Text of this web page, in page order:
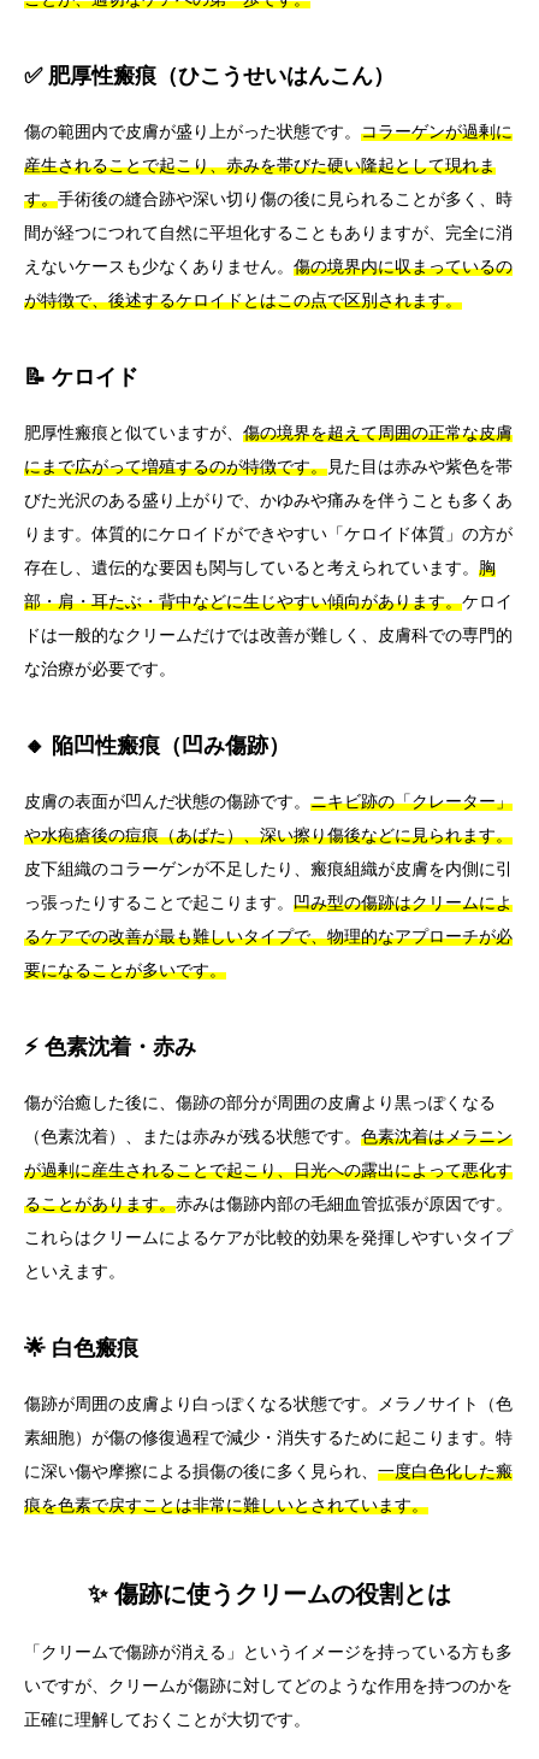
✅ 肥厚性瘢痕（ひこうせいはんこん）
傷の範囲内で皮膚が盛り上がった状態です。 コラーゲンが過剰に
産生されることで起こり、赤みを帯びた硬い隆起として現れま
す。手術後の縫合跡や深い切り傷の後に見られることが多く、時
間が経つにつれて自然に平坦化することもありますが、完全に消
えないケースも少なくありません。 傷の境界内に収まっているの
が特徴で、後述するケロイドとはこの点で区別されます。
📝 ケロイド
肥厚性瘢痕と似ていますが、 傷の境界を超えて周囲の正常な皮膚
にまで広がって増殖するのが特徴です。見た目は赤みや紫色を帯
びた光沢のある盛り上がりで、かゆみや痛みを伴うことも多くあ
ります。体質的にケロイドができやすい「ケロイド体質」の方が
存在し、遺伝的な要因も関与していると考えられています。 胸
部・肩・耳たぶ・背中などに生じやすい傾向があります。ケロイ
ドは一般的なクリームだけでは改善が難しく、皮膚科での専門的
な治療が必要です。
🔸 陥凹性瘢痕（凹み傷跡）
皮膚の表面が凹んだ状態の傷跡です。 ニキビ跡の「クレーター」
や水疱瘡後の痘痕（あばた）、深い擦り傷後などに見られます。
皮下組織のコラーゲンが不足したり、瘢痕組織が皮膚を内側に引
っ張ったりすることで起こります。 凹み型の傷跡はクリームによ
るケアでの改善が最も難しいタイプで、物理的なアプローチが必
要になることが多いです。
⚡ 色素沈着・赤み
傷が治癒した後に、傷跡の部分が周囲の皮膚より黒っぽくなる
（色素沈着）、または赤みが残る状態です。 色素沈着はメラニン
が過剰に産生されることで起こり、日光への露出によって悪化す
ることがあります。赤みは傷跡内部の毛細血管拡張が原因です。
これらはクリームによるケアが比較的効果を発揮しやすいタイプ
といえます。
🌟 白色瘢痕
傷跡が周囲の皮膚より白っぽくなる状態です。メラノサイト（色
素細胞）が傷の修復過程で減少・消失するために起こります。特
に深い傷や摩擦による損傷の後に多く見られ、 一度白色化した瘢
痕を色素で戻すことは非常に難しいとされています。
✨ 傷跡に使うクリームの役割とは
「クリームで傷跡が消える」というイメージを持っている方も多
いですが、クリームが傷跡に対してどのような作用を持つのかを
正確に理解しておくことが大切です。